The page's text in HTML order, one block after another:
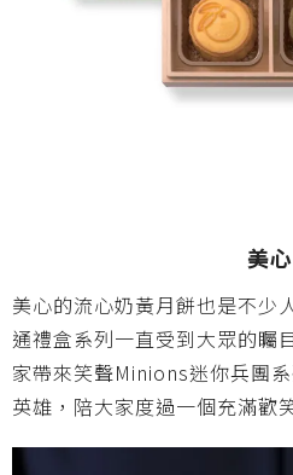
美心
美心的流心奶黃月餅也是不少
通禮盒系列一直受到大眾的矚
家帶來笑聲Minions迷你兵團系
英雄，陪大家度過一個充滿歡